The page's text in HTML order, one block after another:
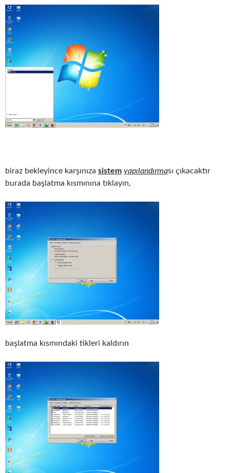
biraz bekleyince karşınıza sistem yapılandırması çıkacaktır
burada başlatma kısmınına tıklayın,
başlatma kısmındaki tikleri kaldırın